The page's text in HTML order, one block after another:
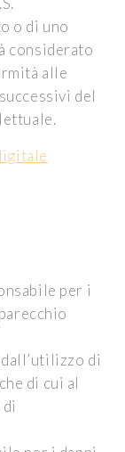
o di uno
considerato
alle
del
per i
di
di cui al